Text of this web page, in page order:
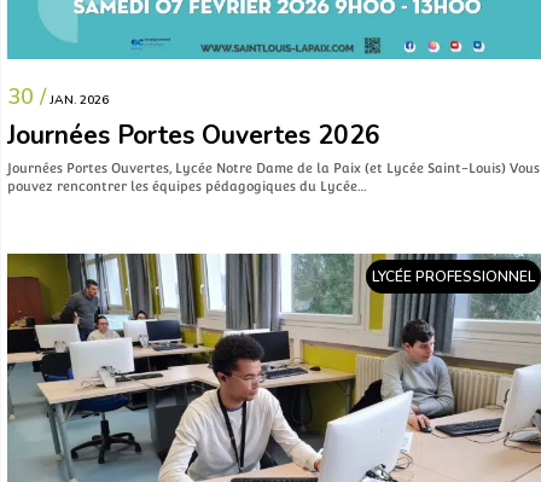
30 / JAN. 2026
Journées Portes Ouvertes 2026
Journées Portes Ouvertes, Lycée Notre Dame de la Paix (et Lycée Saint-Louis) Vous
pouvez rencontrer les équipes pédagogiques du Lycée…
LYCÉE PROFESSIONNEL